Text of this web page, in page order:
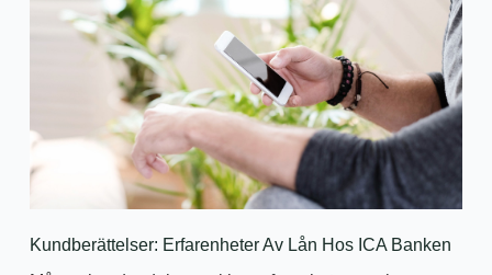
Kundberättelser: Erfarenheter Av Lån Hos ICA Banken